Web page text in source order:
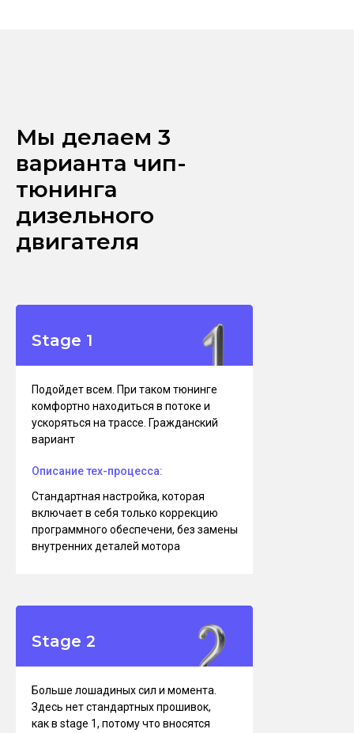
Мы делаем 3
варианта чип-
тюнинга
дизельного
двигателя
Stage 1
Подойдет всем. При таком тюнинге
комфортно находиться в потоке и
ускоряться на трассе. Гражданский
вариант
Стандартная настройка, которая
включает в себя только коррекцию
программного обеспечени, без замены
внутренних деталей мотора
Описание тех-процесса:
Stage 2
Больше лошадиных сил и момента.
Здесь нет стандартных прошивок,
как в stage 1, потому что вносятся